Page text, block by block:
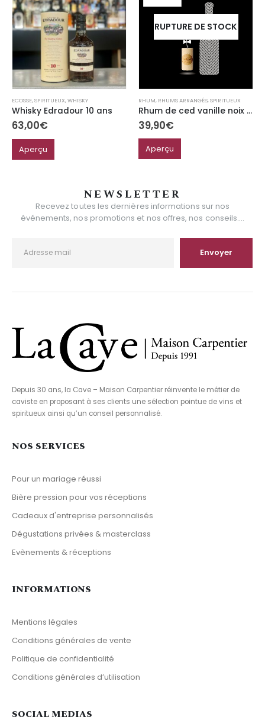
ECOSSE,SPIRITUEUX,WHISKY
Whisky Edradour 10 ans
63,00€
Aperçu
RUPTURE DE STOCK
RHUM, RHUMS ARRANGÉS,SPIRITUEUX
Rhum de ced vanille noix de macadamia
39,90€
Aperçu
NEWSLETTER
Recevez toutes les dernières informations sur nos
événements, nos promotions et nos offres, nos conseils....
Depuis 30 ans, la Cave – Maison Carpentier réinvente le métier de
caviste en proposant à ses clients une sélection pointue de vins et
spiritueux ainsi qu’un conseil personnalisé.
NOS SERVICES
Pour un mariage réussi
Bière pression pour vos réceptions
Cadeaux d'entreprise personnalisés
Dégustations privées & masterclass
Evènements & réceptions
INFORMATIONS
Mentions légales
Conditions générales de vente
Politique de confidentialité
Conditions générales d’utilisation